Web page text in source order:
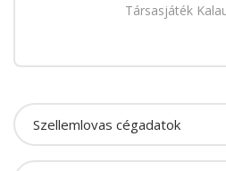
Társasjáték
Szellemlovas cégadatok